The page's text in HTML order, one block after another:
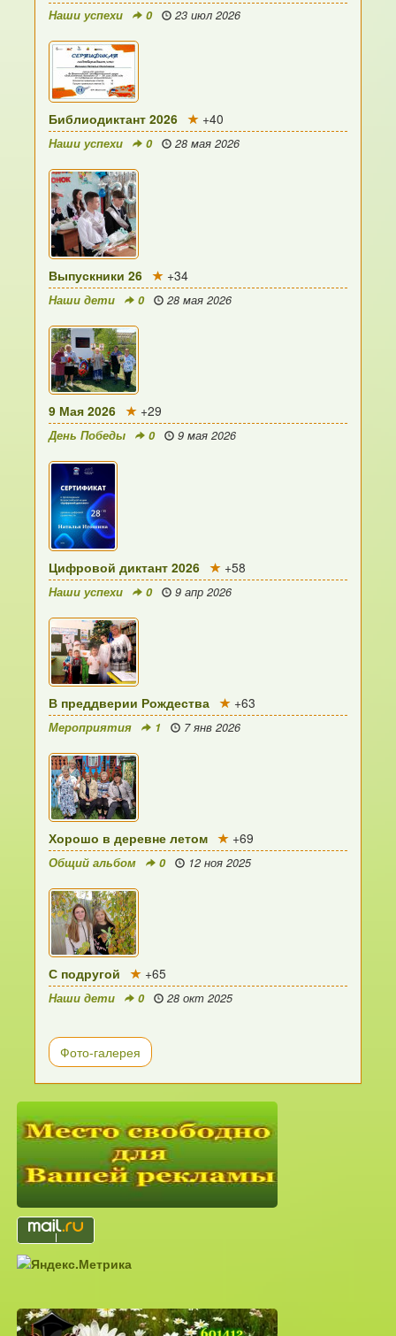
Наши успехи 0 23 июл 2026
Библиодиктант 2026 +40
Наши успехи 0 28 мая 2026
Выпускники 26 +34
Наши дети 0 28 мая 2026
9 Мая 2026 +29
День Победы 0 9 мая 2026
Цифровой диктант 2026 +58
Наши успехи 0 9 апр 2026
В преддверии Рождества +63
Мероприятия 1 7 янв 2026
Хорошо в деревне летом +69
Общий альбом 0 12 ноя 2025
С подругой +65
Наши дети 0 28 окт 2025
Фото-галерея